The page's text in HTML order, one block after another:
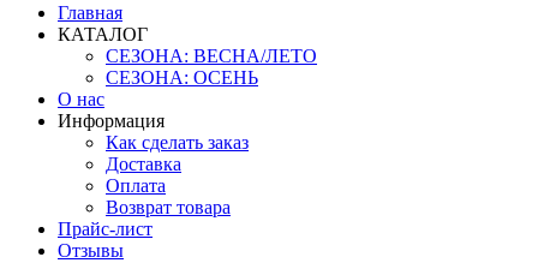
Главная
КАТАЛОГ
СЕЗОНА: ВЕСНА/ЛЕТО
СЕЗОНА: ОСЕНЬ
О нас
Информация
Как сделать заказ
Доставка
Оплата
Возврат товара
Прайс-лист
Отзывы